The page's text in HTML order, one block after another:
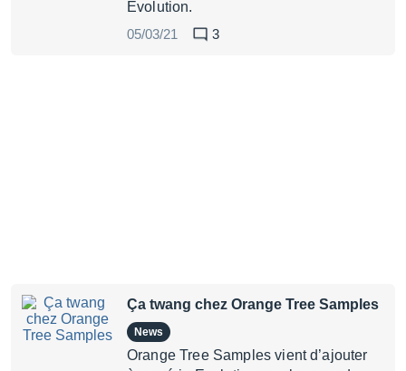
Evolution.
05/03/21
3
Ça twang chez Orange Tree Samples
News
Orange Tree Samples vient d’ajouter